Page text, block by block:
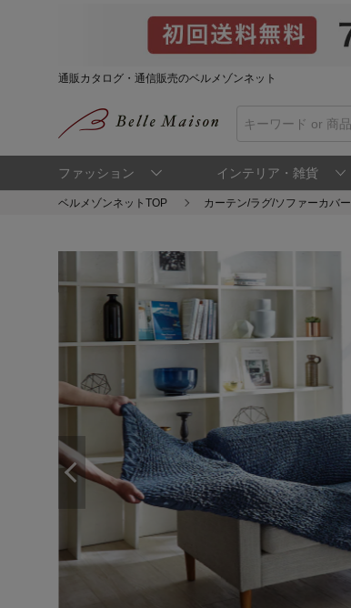
通販カタログ・通信販売のベルメゾンネット
ファッション インテリア・雑貨
ベルメゾンネットTOP カーテン/ラグ/ソファーカバー